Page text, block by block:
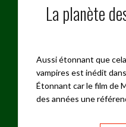
La planète
Aussi étonnant que
vampires est inédit
Étonnant car le film de
des années une